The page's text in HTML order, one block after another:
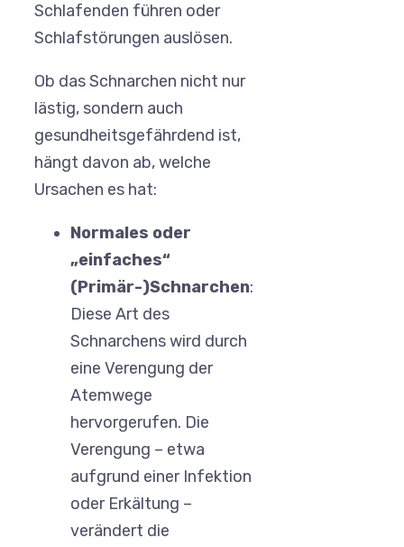
Schlafenden führen oder
Schlafstörungen auslösen.
Ob das Schnarchen nicht nur
lästig, sondern auch
gesundheitsgefährdend ist,
hängt davon ab, welche
Ursachen es hat:
Normales oder
„einfaches“
(Primär-)Schnarchen:
Diese Art des
Schnarchens wird durch
eine Verengung der
Atemwege
hervorgerufen. Die
Verengung – etwa
aufgrund einer Infektion
oder Erkältung –
verändert die